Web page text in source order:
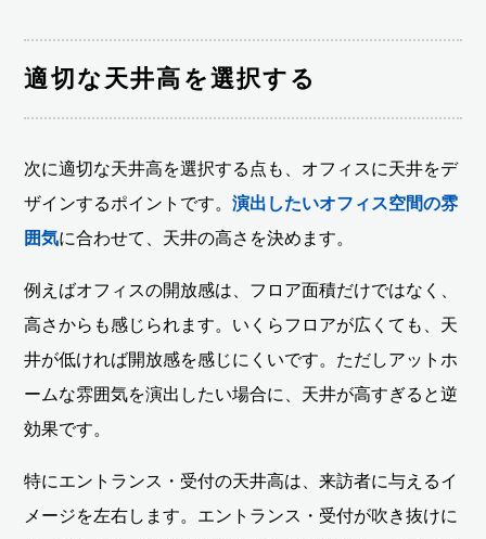
適切な天井高を選択する
次に適切な天井高を選択する点も、オフィスに天井をデ
ザインするポイントです。演出したいオフィス空間の雰
囲気に合わせて、天井の高さを決めます。
例えばオフィスの開放感は、フロア面積だけではなく、
高さからも感じられます。いくらフロアが広くても、天
井が低ければ開放感を感じにくいです。ただしアットホ
ームな雰囲気を演出したい場合に、天井が高すぎると逆
効果です。
特にエントランス・受付の天井高は、来訪者に与えるイ
メージを左右します。エントランス・受付が吹き抜けに